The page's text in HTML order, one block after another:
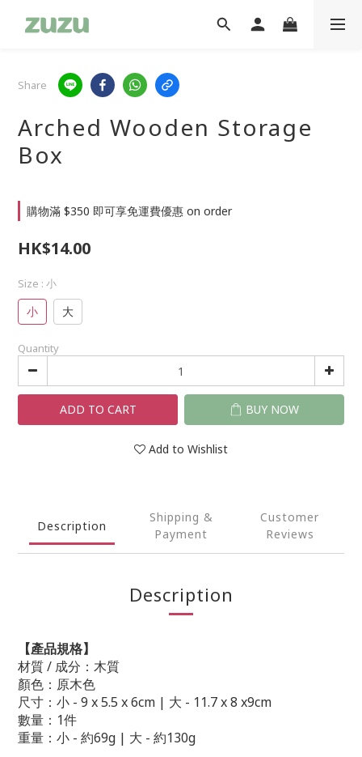
Share
Arched Wooden Storage
Box
購物滿 $350 即可享免運費優惠 on order
HK$14.00
Size : 小
小 大
Quantity
ADD TO CART BUY NOW
Add to Wishlist
Description
Shipping &
Payment
Customer
Reviews
Description
【產品規格】
材質 / 成分：木質
顏色：原木色
尺寸： 小 - 9 x 5.5 x 6cm | 大 - 11.7 x 8 x9cm
數量：1件
重量： 小 - 約69g | 大 - 約130g